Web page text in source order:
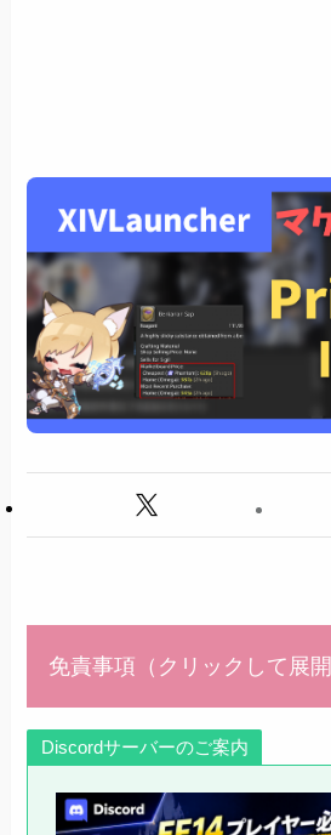
免責事項（クリックして展開
Discordサーバーのご案内